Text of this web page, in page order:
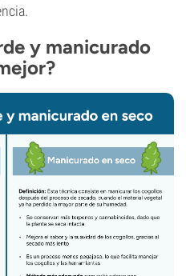
y manicurado